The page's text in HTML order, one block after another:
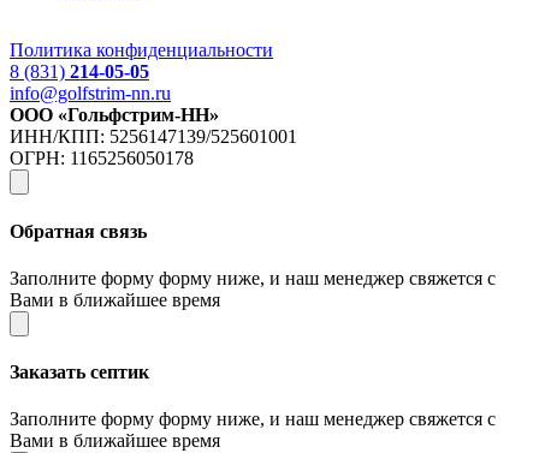
Политика конфиденциальности
8 (831) 214-05-05
info@golfstrim-nn.ru
ООО «Гольфстрим-НН»
ИНН/КПП: 5256147139/525601001
ОГРН: 1165256050178
Обратная связь
Заполните форму форму ниже, и наш менеджер свяжется с
Вами в ближайшее время
Заказать септик
Заполните форму форму ниже, и наш менеджер свяжется с
Вами в ближайшее время